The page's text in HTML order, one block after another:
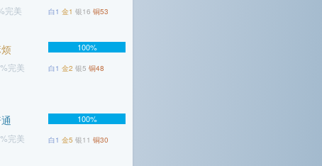
完美 白1 金1 银16 铜53
完美
100%
白1 金2 银5 铜48
完美
100%
白1 金5 银11 铜30